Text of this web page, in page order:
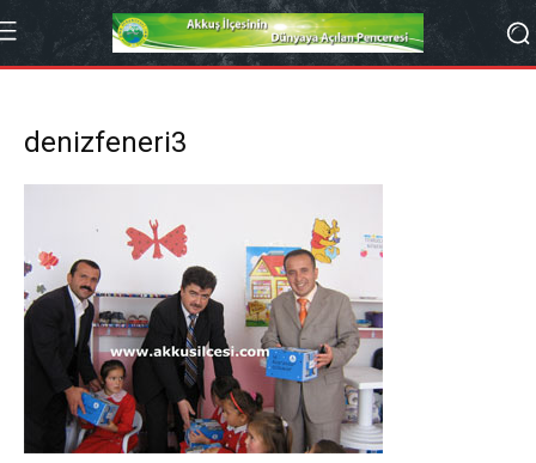
denizfeneri3